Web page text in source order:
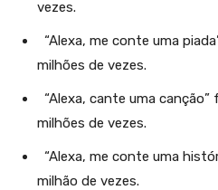
vezes.
“Alexa, me conte uma
milhões de vezes.
“Alexa, cante uma
milhões de vezes.
“Alexa, me conte uma
milhão de vezes.